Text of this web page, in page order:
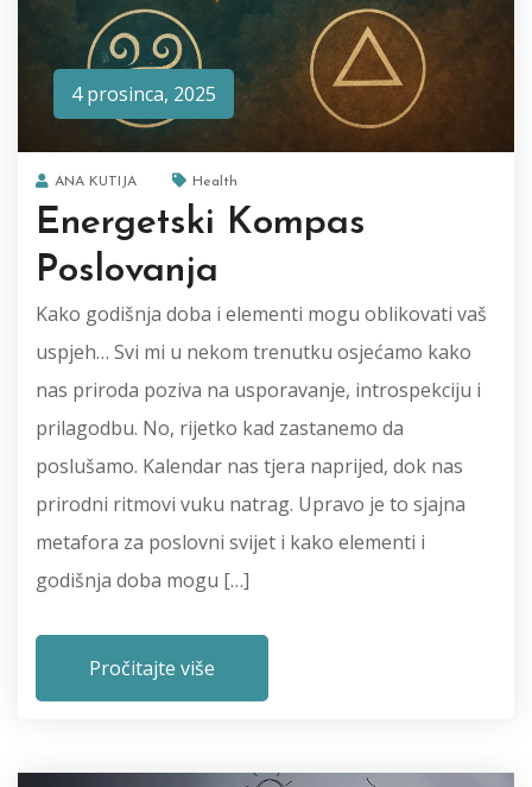
4 prosinca, 2025
ANA KUTIJA Health
Energetski Kompas
Poslovanja
Kako godišnja doba i elementi mogu oblikovati vaš
uspjeh… Svi mi u nekom trenutku osjećamo kako
nas priroda poziva na usporavanje, introspekciju i
prilagodbu. No, rijetko kad zastanemo da
poslušamo. Kalendar nas tjera naprijed, dok nas
prirodni ritmovi vuku natrag. Upravo je to sjajna
metafora za poslovni svijet i kako elementi i
godišnja doba mogu […]
Pročitajte više